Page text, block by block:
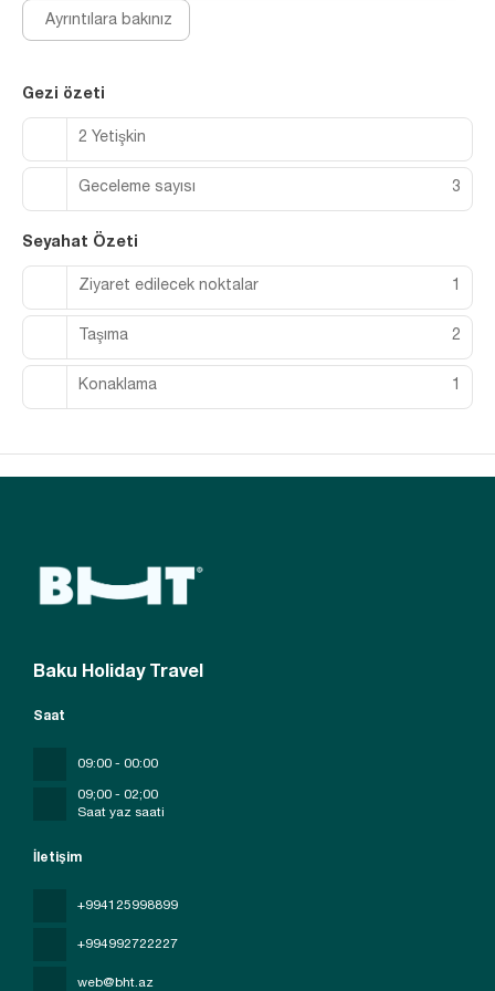
Ayrıntılara bakınız
Gezi özeti
2 Yetişkin
Geceleme sayısı 3
Seyahat Özeti
Ziyaret edilecek noktalar 1
Taşıma 2
Konaklama 1
Baku Holiday Travel
İletişim
+994125998899
+994992722227
web@bht.az
Saat
09:00 - 00:00
09;00 - 02;00
Saat yaz saati